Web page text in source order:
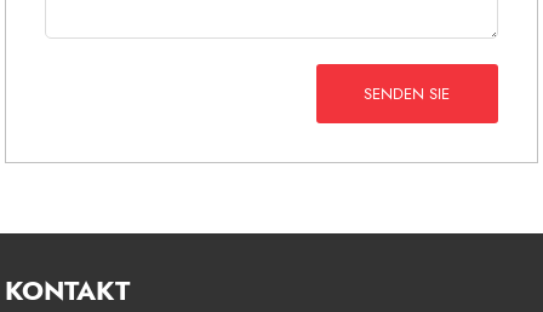
SENDEN SIE
KONTAKT